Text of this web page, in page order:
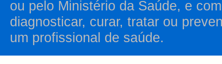
ou pelo Ministério da Saúde, e
diagnosticar, curar, tratar ou
um profissional de saúde.